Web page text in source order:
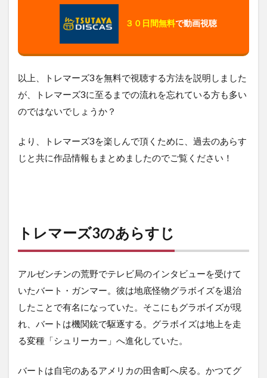
３０日間無料で動画視聴
以上、トレマーズ3を無料で視聴する方法を説明しました
が、トレマーズ3に至るまでの流れを忘れている方も多い
のではないでしょうか？
より、トレマーズ3を楽しんで頂くために、過去のあらす
じと共に作品情報もまとめましたのでご覧ください！
トレマーズ3のあらすじ
アルゼンチンの荒野でテレビ局のインタビューを受けて
いたバート・ガンマー。彼は地底怪物グラボイズを退治
したことで有名になっていた。そこにもグラボイズが現
れ、バートは機関銃で駆逐する。グラボイズは地上を走
る変種「シュリーカー」へ進化していた。
バートは自宅のあるアメリカの田舎町へ戻る。かつてグ